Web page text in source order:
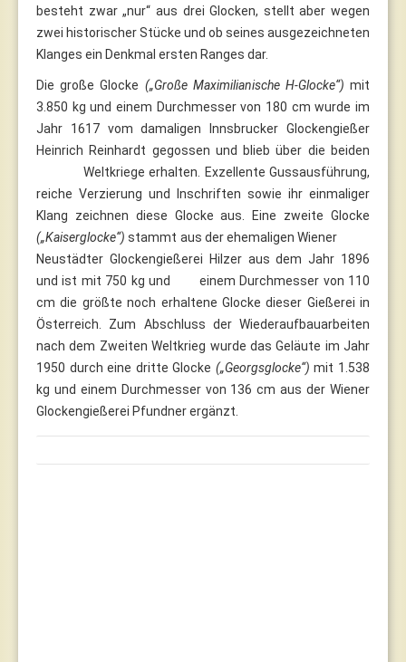
besteht zwar „nur“ aus drei Glocken, stellt aber wegen
zwei historischer Stücke und ob seines ausgezeichneten
Klanges ein Denkmal ersten Ranges dar.
Die große Glocke („Große Maximilianische H-Glocke“) mit
3.850 kg und einem Durchmesser von 180 cm wurde im
Jahr 1617 vom damaligen Innsbrucker Glockengießer
Heinrich Reinhardt gegossen und blieb über die beiden
Weltkriege erhalten. Exzellente Gussausführung,
reiche Verzierung und Inschriften sowie ihr einmaliger
Klang zeichnen diese Glocke aus. Eine zweite Glocke
(„Kaiserglocke“) stammt aus der ehemaligen Wiener
Neustädter Glockengießerei Hilzer aus dem Jahr 1896
und ist mit 750 kg und einem Durchmesser von 110
cm die größte noch erhaltene Glocke dieser Gießerei in
Österreich. Zum Abschluss der Wiederaufbauarbeiten
nach dem Zweiten Weltkrieg wurde das Geläute im Jahr
1950 durch eine dritte Glocke („Georgsglocke“) mit 1.538
kg und einem Durchmesser von 136 cm aus der Wiener
Glockengießerei Pfundner ergänzt.